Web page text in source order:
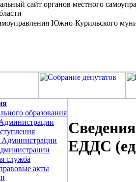
сайт органов местного
образования
Администрации
служба
акты
ЕДДС